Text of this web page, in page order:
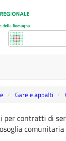
Gare e appalti
per contratti di
comunitaria